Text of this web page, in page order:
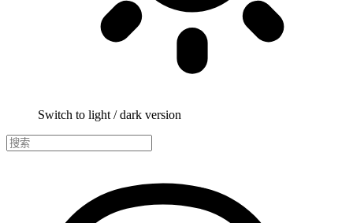
Switch to light / dark version